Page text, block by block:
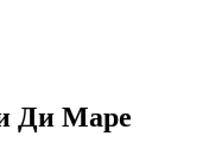
Ди Маре